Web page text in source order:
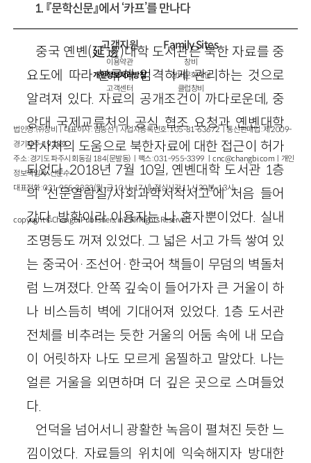
1. 『문학신문』에서 ‘카프’를 만나다
중국 옌볜(延邊)대학 도서관은 북한 자료를 중
요도에 따라 분류해 엄격하게 관리하는 것으로
알려져 있다. 자료의 공개조건이 까다로운데, 중
앙대 국제교류처의 공식 협조 요청과 옌볜대학
외사처의 도움으로 북한자료에 대한 접근이 허가
되었다. 2018년 7월 10일, 옌볜대학 도서관 1층
의 ‘신문열람실/사회과학서적서고’에 처음 들어
갔다. 방학이라 이용자는 나 혼자뿐이었다. 실내
조명등도 꺼져 있었다. 그 넓은 서고 가득 쌓여 있
는 중국어·조선어·한국어 책들이 무덤의 벽돌처
럼 느껴졌다. 안쪽 깊숙이 들어가자 큰 거울이 하
나 비스듬히 벽에 기대어져 있었다. 1층 도서관
전체를 비추려는 듯한 거울의 어둠 속에 내 모습
이 어릿하자 나도 모르게 움찔하고 말았다. 나는
얼른 거울을 외면하며 더 깊은 곳으로 스며들었
다.
언덕을 넘어서니 광활한 녹음이 펼쳐진 듯한 느
낌이었다. 자료들의 위치에 익숙해지자 방대한
고객지원
이용약관
개인정보처리방침
고객센터
Family Sites
창비
창비문화재단
클럽창비
법인명 : ㈜창비ㅣ대표이사 : 염종선ㅣ사업자등록번호 : 105-81-63672ㅣ통신판매업 : 제 2009-
경기파주-1928호
주소 : 경기도 파주시 회동길 184(문발동)ㅣ팩스 : 031-955-3399 ㅣcnc@changbi.com ㅣ개인
정보책임자 : 신문수
대표전화 : 031-955-3333(월~금 10시~17시), 점심시간 11시 30분~13시
copyright © Changbi Publishers, inc. All Rights Reserved.